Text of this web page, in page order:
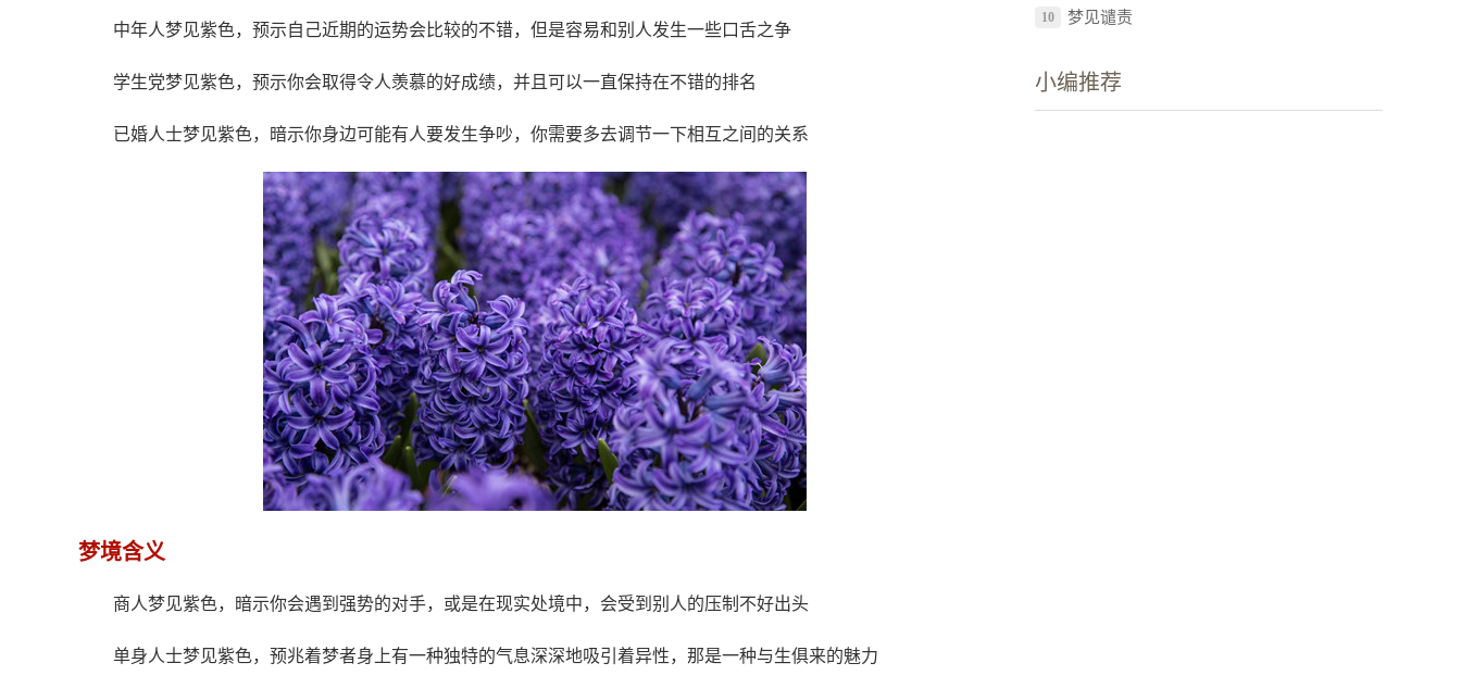
中年人梦见紫色，预示自己近期的运势会比较的不错，但是容易和别人发生一些口舌之争
学生党梦见紫色，预示你会取得令人羡慕的好成绩，并且可以一直保持在不错的排名
已婚人士梦见紫色，暗示你身边可能有人要发生争吵，你需要多去调节一下相互之间的关系
梦境含义
商人梦见紫色，暗示你会遇到强势的对手，或是在现实处境中，会受到别人的压制不好出头
单身人士梦见紫色，预兆着梦者身上有一种独特的气息深深地吸引着异性，那是一种与生俱来的魅力
10 梦见谴责
小编推荐